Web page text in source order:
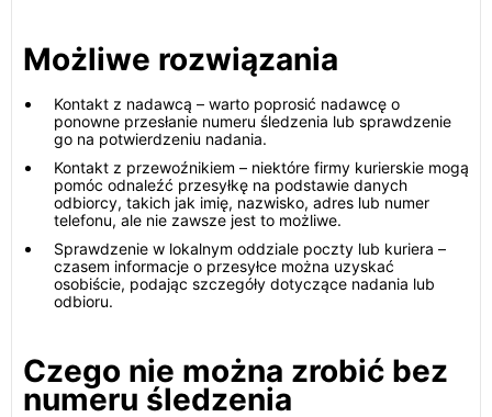
Możliwe rozwiązania
Kontakt z nadawcą – warto poprosić nadawcę o
ponowne przesłanie numeru śledzenia lub sprawdzenie
go na potwierdzeniu nadania.
Kontakt z przewoźnikiem – niektóre firmy kurierskie mogą
pomóc odnaleźć przesyłkę na podstawie danych
odbiorcy, takich jak imię, nazwisko, adres lub numer
telefonu, ale nie zawsze jest to możliwe.
Sprawdzenie w lokalnym oddziale poczty lub kuriera –
czasem informacje o przesyłce można uzyskać
osobiście, podając szczegóły dotyczące nadania lub
odbioru.
Czego nie można zrobić bez
numeru śledzenia